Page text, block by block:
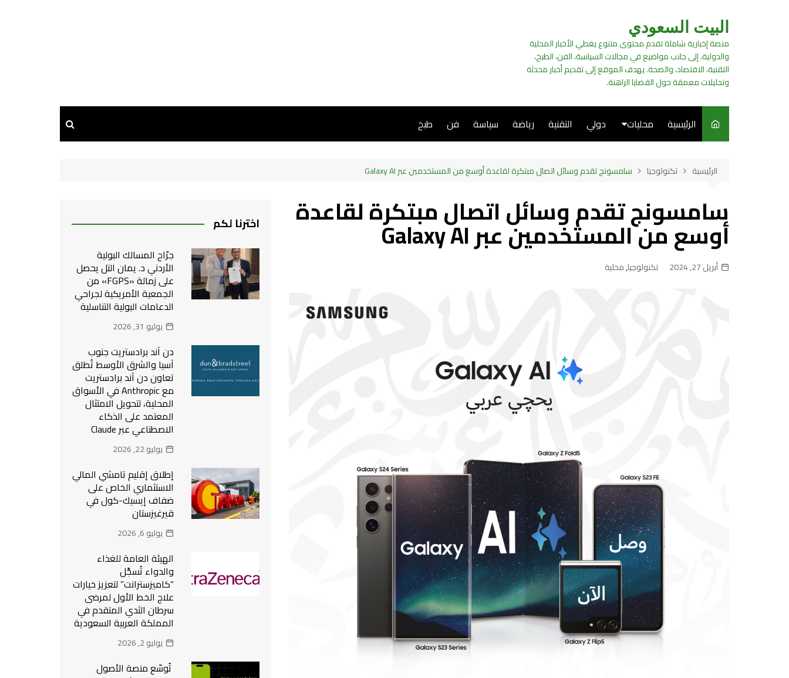
البيت السعودي
منصة إخبارية شاملة تقدم محتوى متنوع يغطي الأخبار المحلية
والدولية، إلى جانب مواضيع في مجالات السياسة، الفن، الطبخ،
التقنية، الاقتصاد، والصحة. يهدف الموقع إلى تقديم أخبار محدثة
وتحليلات معمقة حول القضايا الراهنة.
الرئيسية محليات
طبخ
دولي التقنية رياضة سياسة فن طبخ
الرئيسية تكنولوجيا سامسونج تقدم وسائل اتصال مبتكرة لقاعدة أوسع من المستخدمين عبر Galaxy AI
سامسونج تقدم وسائل اتصال مبتكرة لقاعدة
أوسع من المستخدمين عبر Galaxy AI
أبريل 27, 2024 تكنولوجيا,محلية
اخترنا لكم
جرّاح المسالك البولية
الأردني د. يمان التل يحصل
على زمالة «FGPS» من
الجمعية الأمريكية لجراحي
الدعامات البولية التناسلية
يوليو 31, 2026
دن آند برادستريت جنوب
آسيا والشرق الأوسط تُطلق
تعاون دن آند برادستريت
مع Anthropic في الأسواق
المحلية، لتحويل الامتثال
المعتمد على الذكاء
الاصطناعي عبر Claude
يوليو 22, 2026
إطلاق إقليم تامشي المالي
الاستثماري الخاص على
ضفاف إيسيك-كول في
قيرغيزستان
يوليو 6, 2026
الهيئة العامة للغذاء
والدواء تُسجِّل
“كاميزسترانت” لتعزيز خيارات
علاج الخط الأول لمرضى
سرطان الثدي المتقدم في
المملكة العربية السعودية
يوليو 2, 2026
تُوسّع منصة الأصول